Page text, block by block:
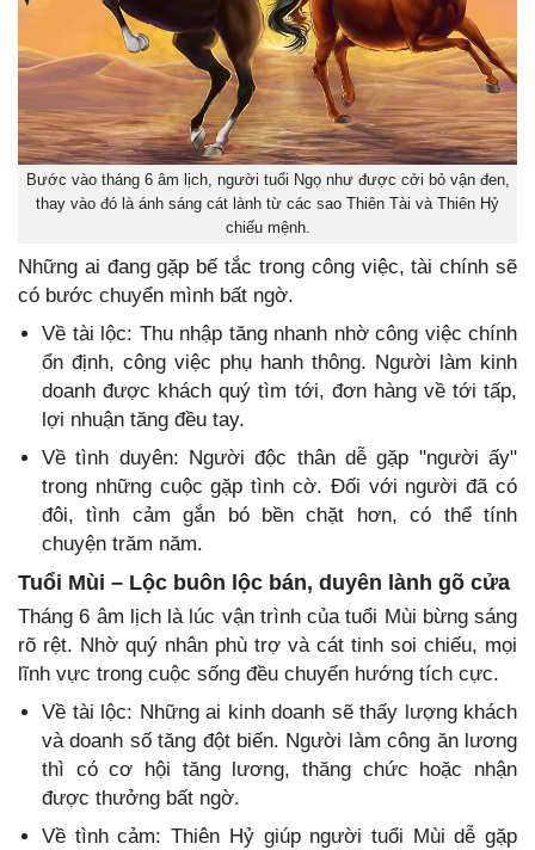
Bước vào tháng 6 âm lịch, người tuổi Ngọ như được cởi bỏ vận đen,
thay vào đó là ánh sáng cát lành từ các sao Thiên Tài và Thiên Hỷ
chiếu mệnh.
Những ai đang gặp bế tắc trong công việc, tài chính sẽ
có bước chuyển mình bất ngờ.
Về tài lộc: Thu nhập tăng nhanh nhờ công việc chính
ổn định, công việc phụ hanh thông. Người làm kinh
doanh được khách quý tìm tới, đơn hàng về tới tấp,
lợi nhuận tăng đều tay.
Về tình duyên: Người độc thân dễ gặp "người ấy"
trong những cuộc gặp tình cờ. Đối với người đã có
đôi, tình cảm gắn bó bền chặt hơn, có thể tính
chuyện trăm năm.
Tuổi Mùi – Lộc buôn lộc bán, duyên lành gõ cửa
Tháng 6 âm lịch là lúc vận trình của tuổi Mùi bừng sáng
rõ rệt. Nhờ quý nhân phù trợ và cát tinh soi chiếu, mọi
lĩnh vực trong cuộc sống đều chuyển hướng tích cực.
Về tài lộc: Những ai kinh doanh sẽ thấy lượng khách
và doanh số tăng đột biến. Người làm công ăn lương
thì có cơ hội tăng lương, thăng chức hoặc nhận
được thưởng bất ngờ.
Về tình cảm: Thiên Hỷ giúp người tuổi Mùi dễ gặp